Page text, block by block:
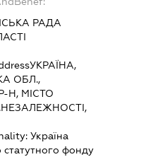
РАДА
УКРАЇНА,
ОБЛ.,
Н, МІСТО
Україна
статутного фонду